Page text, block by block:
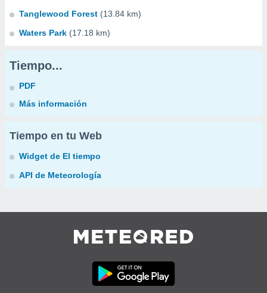
Tanglewood Forest (13.84 km)
Waters Park (17.18 km)
Tiempo...
PDF
Más información
Tiempo en tu Web
Widget de El tiempo
API de Meteorología